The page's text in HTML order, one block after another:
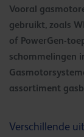
Vooral
gebruikt, zoals
of PowerGen-
schommelingen
assortiment
Verschillende